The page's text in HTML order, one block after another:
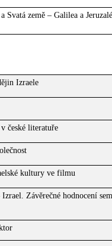
Svatá země – Galilea a
Izraele
české literatuře
kultury ve filmu
Závěrečné hodnocení